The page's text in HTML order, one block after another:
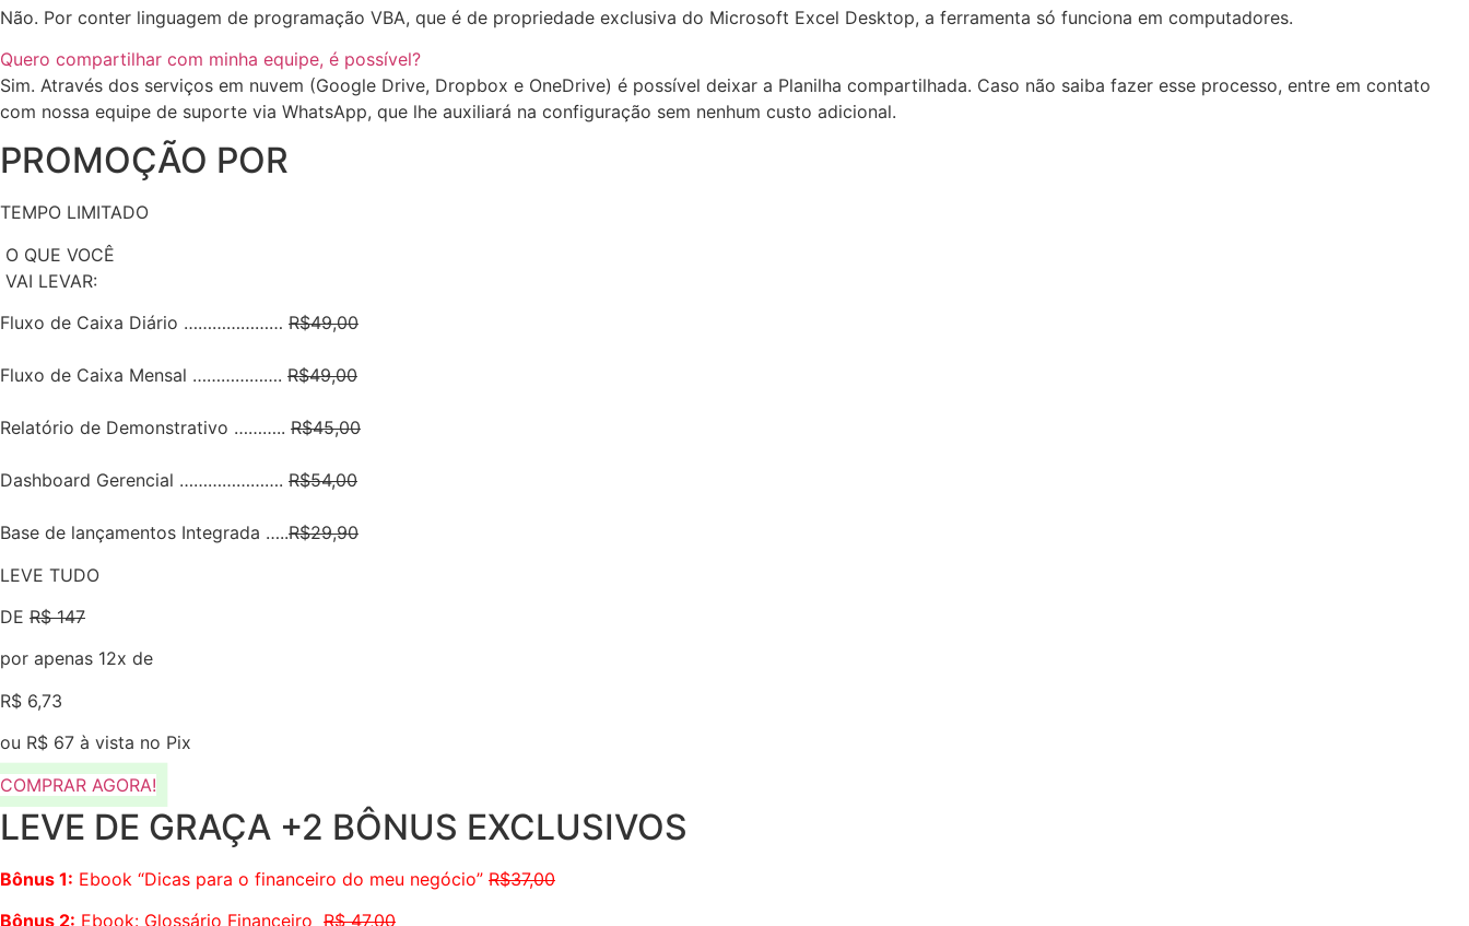
Não. Por conter linguagem de programação VBA, que é de propriedade exclusiva do Microsoft Excel Desktop, a ferramenta só funciona em computadores.
Quero compartilhar com minha equipe, é possível?
Sim. Através dos serviços em nuvem (Google Drive, Dropbox e OneDrive) é possível deixar a Planilha compartilhada. Caso não saiba fazer esse processo, entre em contato
com nossa equipe de suporte via WhatsApp, que lhe auxiliará na configuração sem nenhum custo adicional.
PROMOÇÃO POR
TEMPO LIMITADO
O QUE VOCÊ
VAI LEVAR:
Fluxo de Caixa Diário ………………… R$49,00
Fluxo de Caixa Mensal ………………. R$49,00
Relatório de Demonstrativo ……….. R$45,00
Dashboard Gerencial …………………. R$54,00
Base de lançamentos Integrada …..R$29,90
LEVE TUDO
DE R$ 147
por apenas 12x de
R$ 6,73
ou R$ 67 à vista no Pix
COMPRAR AGORA!
LEVE DE GRAÇA +2 BÔNUS EXCLUSIVOS
Bônus 1: Ebook “Dicas para o financeiro do meu negócio” R$37,00
Bônus 2: Ebook: Glossário Financeiro R$ 47,00